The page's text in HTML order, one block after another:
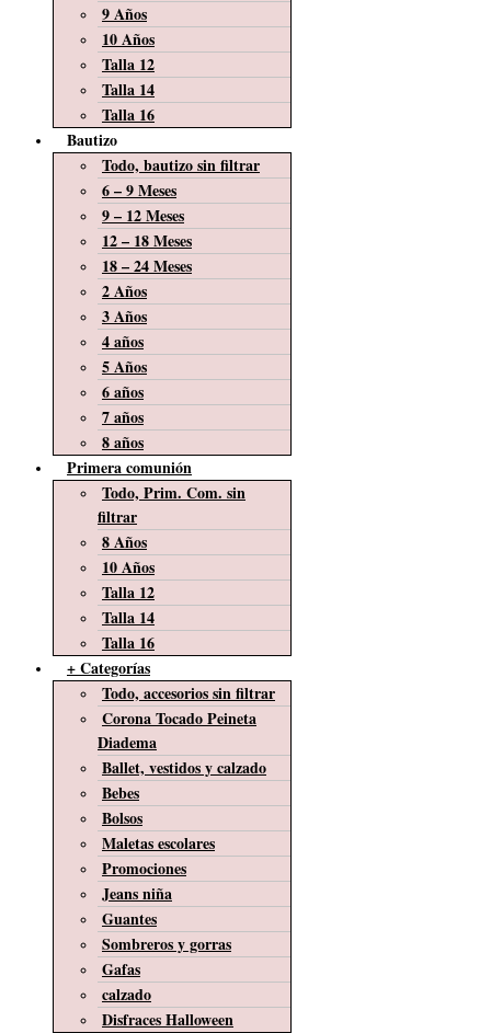
9 Años
10 Años
Talla 12
Talla 14
Talla 16
Bautizo
Todo, bautizo sin filtrar
6 – 9 Meses
9 – 12 Meses
12 – 18 Meses
18 – 24 Meses
2 Años
3 Años
4 años
5 Años
6 años
7 años
8 años
Primera comunión
Todo, Prim. Com. sin
filtrar
8 Años
10 Años
Talla 12
Talla 14
Talla 16
+ Categorías
Todo, accesorios sin filtrar
Corona Tocado Peineta
Diadema
Ballet, vestidos y calzado
Bebes
Bolsos
Maletas escolares
Promociones
Jeans niña
Guantes
Sombreros y gorras
Gafas
calzado
Disfraces Halloween